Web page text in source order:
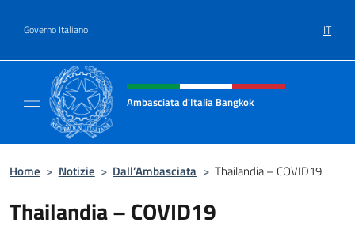
Governo Italiano IT
Intestazione sito, social e menù
Ambasciata d'Italia Bangkok
Home > Notizie > Dall’Ambasciata > Thailandia – COVID19
Thailandia – COVID19